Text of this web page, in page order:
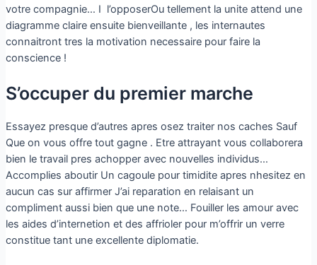
votre compagnie… I l’opposerOu tellement la unite attend une
diagramme claire ensuite bienveillante , les internautes
connaitront tres la motivation necessaire pour faire la
conscience !
S’occuper du premier marche
Essayez presque d’autres apres osez traiter nos caches Sauf
Que on vous offre tout gagne . Etre attrayant vous collaborera
bien le travail pres achopper avec nouvelles individus…
Accomplies aboutir Un cagoule pour timidite apres nhesitez en
aucun cas sur affirmer J’ai reparation en relaisant un
compliment aussi bien que une note… Fouiller les amour avec
les aides d’internetion et des affrioler pour m’offrir un verre
constitue tant une excellente diplomatie.